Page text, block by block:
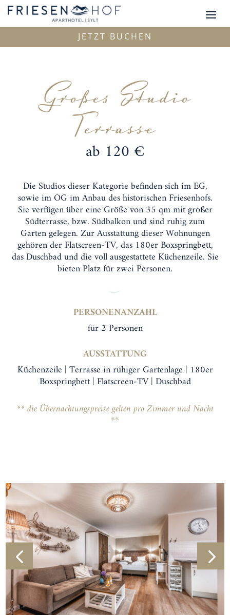
JETZT BUCHEN
Großes Studio
Terrasse
ab 120 €
Die Studios dieser Kategorie befinden sich im EG,
sowie im OG im Anbau des historischen Friesenhofs.
Sie verfügen über eine Größe von 35 qm mit großer
Südterrasse, bzw. Südbalkon und sind ruhig zum
Garten gelegen. Zur Ausstattung dieser Wohnungen
gehören der Flatscreen-TV, das 180er Boxspringbett,
das Duschbad und die voll ausgestattete Küchenzeile. Sie
bieten Platz für zwei Personen.
PERSONENANZAHL
für 2 Personen
AUSSTATTUNG
Küchenzeile | Terrasse in rúhiger Gartenlage | 180er
Boxspringbett | Flatscreen-TV | Duschbad
** die Übernachtungspreise gelten pro Zimmer und Nacht
**